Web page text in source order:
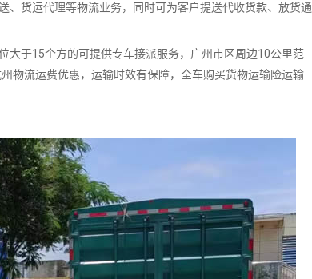
货运代理等物流业务，同时可为客户提送代收货款、放货通
于15个方的可提供专车接派服务，广州市区周边10公里范
物流运费优惠，运输时效有保障，全车购买货物运输险运输